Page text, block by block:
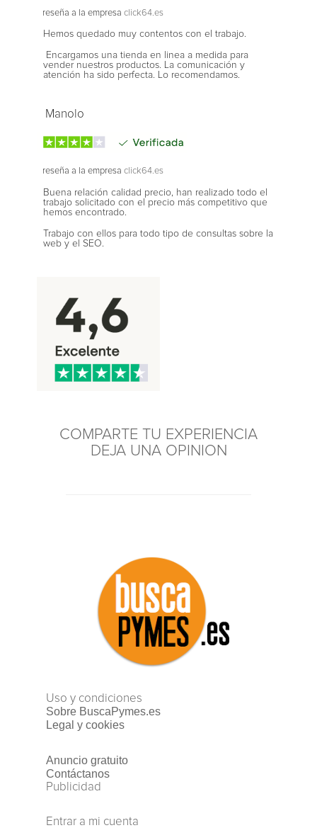
reseña a la empresa click64.es
Hemos quedado muy contentos con el trabajo.
Encargamos una tienda en linea a medida para
vender nuestros productos. La comunicación y
atención ha sido perfecta. Lo recomendamos.
Manolo
reseña a la empresa click64.es
Buena relación calidad precio, han realizado todo el
trabajo solicitado con el precio más competitivo que
hemos encontrado.
Trabajo con ellos para todo tipo de consultas sobre la
web y el SEO.
COMPARTE TU EXPERIENCIA
DEJA UNA OPINION
Uso y condiciones
Sobre BuscaPymes.es
Legal y cookies
Anuncio gratuito
Contáctanos
Publicidad
Entrar a mi cuenta